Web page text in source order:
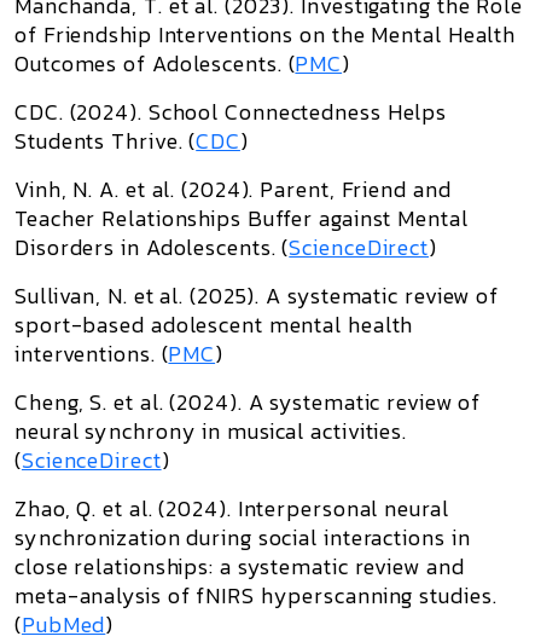
of Friendship Interventions on the Mental Health
Outcomes of Adolescents. (PMC)
CDC. (2024). School Connectedness Helps
Students Thrive. (CDC)
Vinh, N. A. et al. (2024). Parent, Friend and
Teacher Relationships Buffer against Mental
Disorders in Adolescents. (ScienceDirect)
Sullivan, N. et al. (2025). A systematic review of
sport-based adolescent mental health
interventions. (PMC)
Cheng, S. et al. (2024). A systematic review of
neural synchrony in musical activities.
(ScienceDirect)
Zhao, Q. et al. (2024). Interpersonal neural
synchronization during social interactions in
close relationships: a systematic review and
meta-analysis of fNIRS hyperscanning studies.
(PubMed)